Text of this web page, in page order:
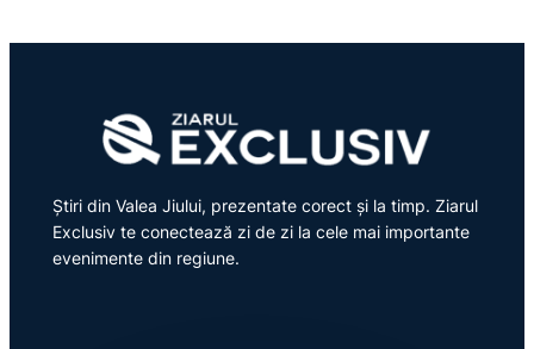
Știri din Valea Jiului, prezentate corect și la timp. Ziarul
Exclusiv te conectează zi de zi la cele mai importante
evenimente din regiune.